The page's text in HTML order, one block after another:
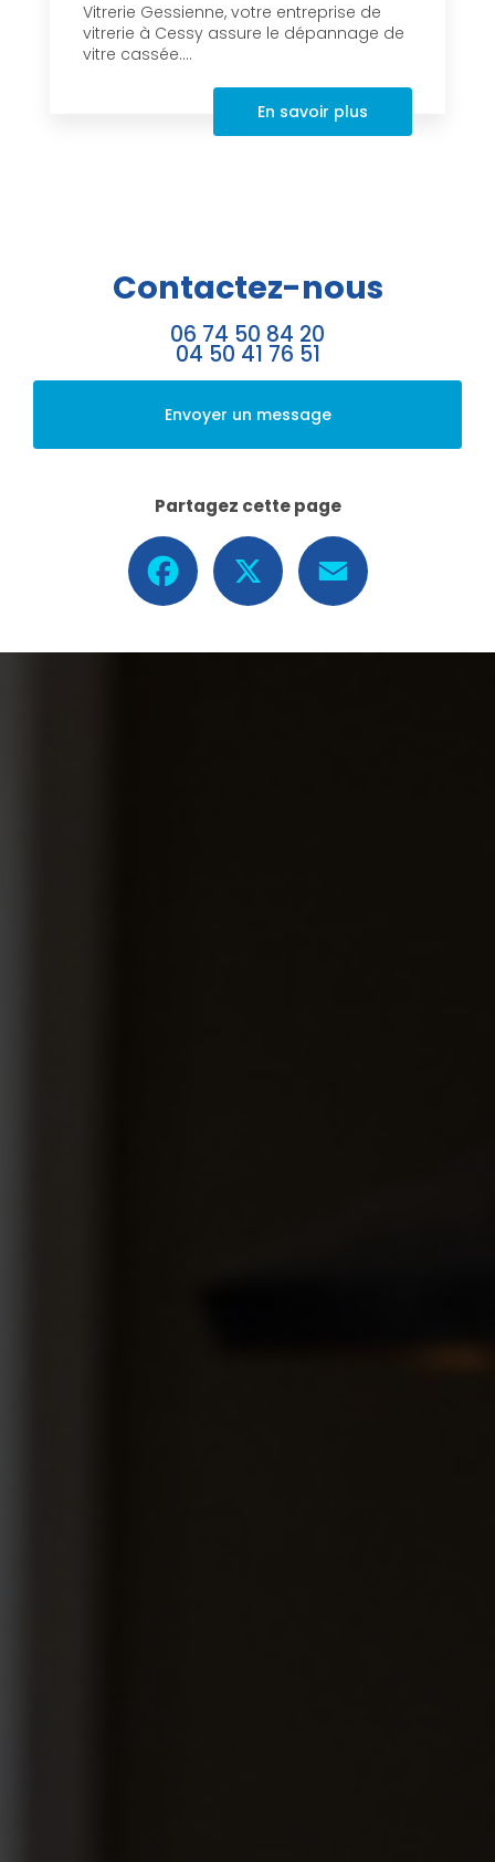
Vitrerie Gessienne, votre entreprise de
vitrerie à Cessy assure le dépannage de
vitre cassée....
En savoir plus
Contactez-nous
06 74 50 84 20
04 50 41 76 51
Envoyer un message
Partagez cette page
Facebook